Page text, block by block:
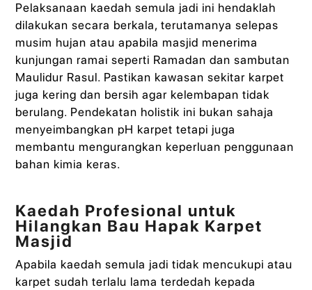
Pelaksanaan kaedah semula jadi ini hendaklah
dilakukan secara berkala, terutamanya selepas
musim hujan atau apabila masjid menerima
kunjungan ramai seperti Ramadan dan sambutan
Maulidur Rasul. Pastikan kawasan sekitar karpet
juga kering dan bersih agar kelembapan tidak
berulang. Pendekatan holistik ini bukan sahaja
menyeimbangkan pH karpet tetapi juga
membantu mengurangkan keperluan penggunaan
bahan kimia keras.
Kaedah Profesional untuk
Hilangkan Bau Hapak Karpet
Masjid
Apabila kaedah semula jadi tidak mencukupi atau
karpet sudah terlalu lama terdedah kepada